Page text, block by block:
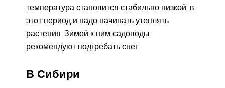
температура становится стабильно низкой, в
этот период и надо начинать утеплять
растения. Зимой к ним садоводы
рекомендуют подгребать снег.
В Сибири